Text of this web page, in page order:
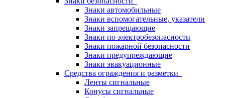
Знаки автомобильные
Знаки вспомогательные, указатели
Знаки запрещающие
Знаки по электробезопасности
Знаки пожарной безопасности
Знаки предупреждающие
Знаки эвакуационные
Средства ограждения и разметки
Ленты сигнальные
Конусы сигнальные